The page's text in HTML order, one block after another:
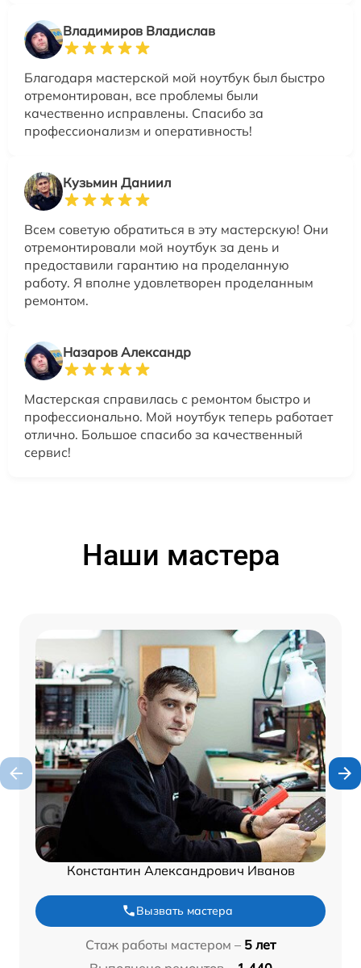
Владимиров Владислав
Благодаря мастерской мой ноутбук был быстро
отремонтирован, все проблемы были
качественно исправлены. Спасибо за
профессионализм и оперативность!
Кузьмин Даниил
Всем советую обратиться в эту мастерскую! Они
отремонтировали мой ноутбук за день и
предоставили гарантию на проделанную
работу. Я вполне удовлетворен проделанным
ремонтом.
Назаров Александр
Мастерская справилась с ремонтом быстро и
профессионально. Мой ноутбук теперь работает
отлично. Большое спасибо за качественный
сервис!
Наши мастера
Константин Александрович Иванов
Вызвать мастера
Стаж работы мастером – 5 лет